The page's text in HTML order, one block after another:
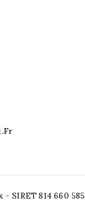
SIRET 814 660 585